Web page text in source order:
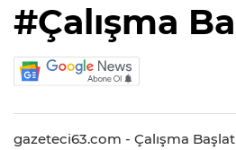
#Çalışma
gazeteci63.com - Çalışma